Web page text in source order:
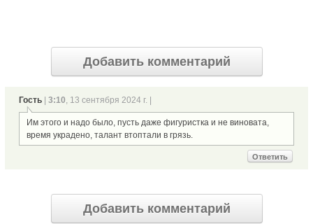
Добавить комментарий
Гость 3:10, 13 сентября 2024 г. |
Им этого и надо было, пусть даже фигуристка и не виновата,
время украдено, талант втоптали в грязь.
Ответить
Добавить комментарий